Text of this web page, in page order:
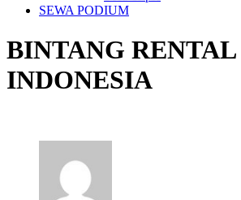
SEWA PODIUM
BINTANG RENTAL
INDONESIA